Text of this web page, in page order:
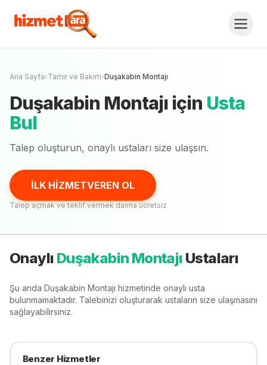
Fiyat Teklifi Al,
Karşılaştır.
İLK HİZMETVEREN OL
Ana Sayfa›Tamir ve Bakım›Duşakabin Montajı
Duşakabin Montajı için Usta
Bul
Talep oluşturun, onaylı ustaları size ulaşsın.
İLK HİZMETVEREN OL
Talep açmak ve teklif vermek daima ücretsiz
Onaylı Duşakabin Montajı Ustaları
Şu anda Duşakabin Montajı hizmetinde onaylı usta
bulunmamaktadır. Talebinizi oluşturarak ustaların size ulaşmasını
sağlayabilirsiniz.
Benzer Hizmetler